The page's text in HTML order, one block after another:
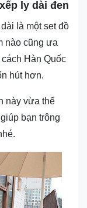
ly dài đen
là một set đồ
nào cũng ưa
Hàn Quốc
hút hơn.
này vừa thể
bạn trông